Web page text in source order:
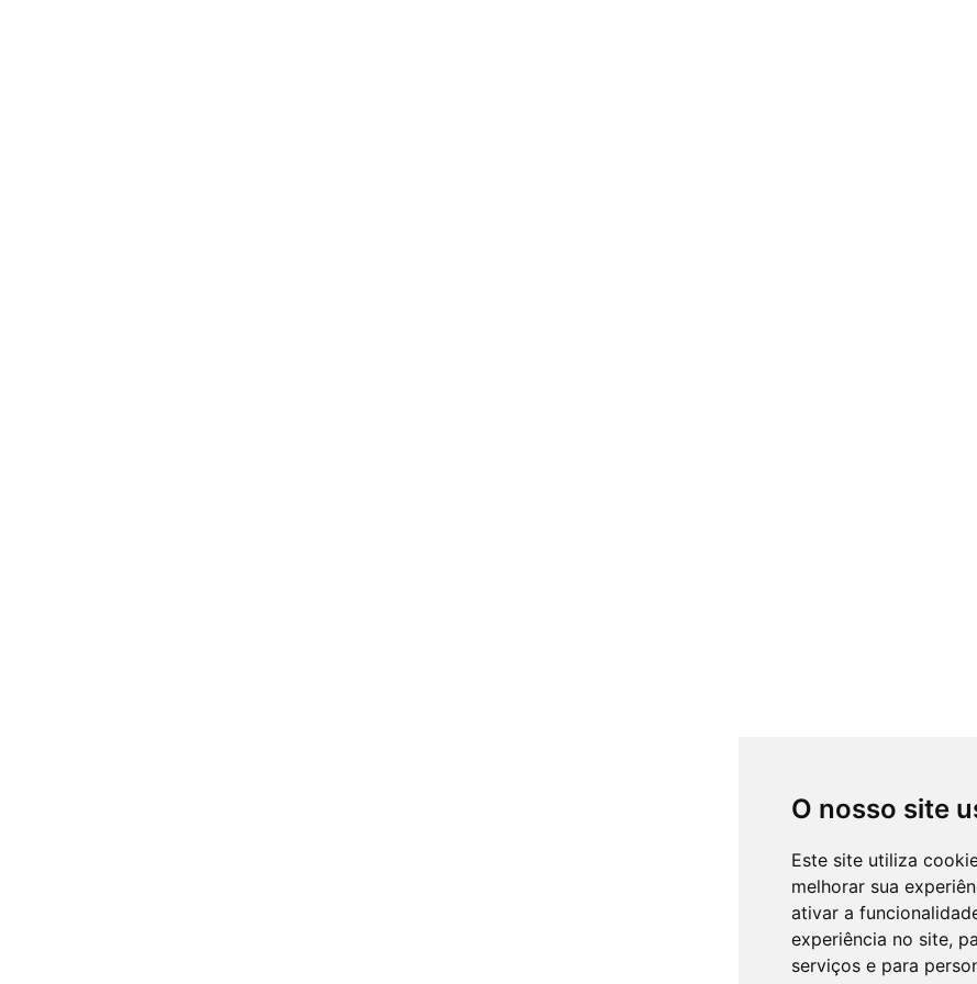
O nosso site
Este site utiliza
melhorar sua
ativar a
experiência no site,
serviços e para